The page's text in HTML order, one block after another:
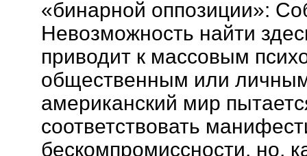
«бинарной оппозиции»:
Невозможность найти
приводит к массовым
общественным или
американский мир
соответствовать
бескомпромиссности, но,